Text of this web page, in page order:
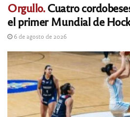
Orgullo.Cuatro
el primer Mundial de
6 de agosto de 2026